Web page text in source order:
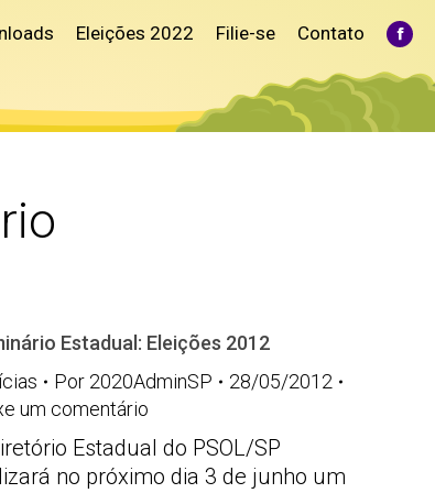
Eleições 2022 Filie-se Contato
Estadual: Eleições 2012
Por 2020AdminSP
28/05/2012
um comentário
Estadual do PSOL/SP
no próximo dia 3 de junho um